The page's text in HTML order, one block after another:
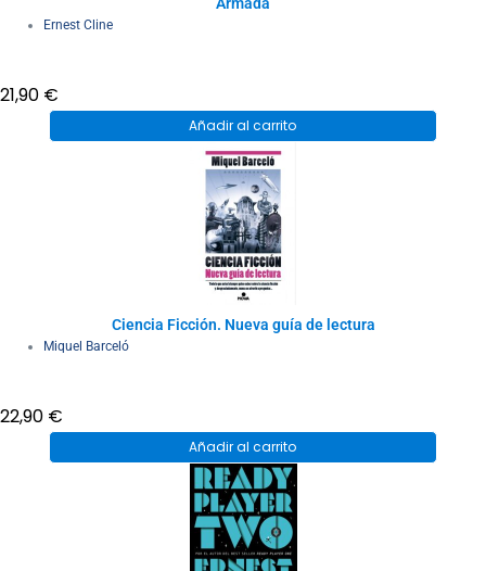
Ernest Cline
21,90 €
Añadir al carrito
Ciencia Ficción. Nueva guía de lectura
Miquel Barceló
22,90 €
Añadir al carrito